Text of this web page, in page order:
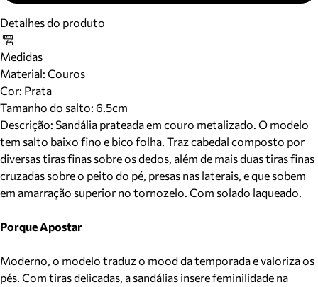
Detalhes do produto
Medidas
Material: Couros
Cor: Prata
Tamanho do salto: 6.5cm
Descrição: Sandália prateada em couro metalizado. O modelo
tem salto baixo fino e bico folha. Traz cabedal composto por
diversas tiras finas sobre os dedos, além de mais duas tiras finas
cruzadas sobre o peito do pé, presas nas laterais, e que sobem
em amarração superior no tornozelo. Com solado laqueado.
Porque Apostar
Moderno, o modelo traduz o mood da temporada e valoriza os
pés. Com tiras delicadas, a sandálias insere feminilidade na